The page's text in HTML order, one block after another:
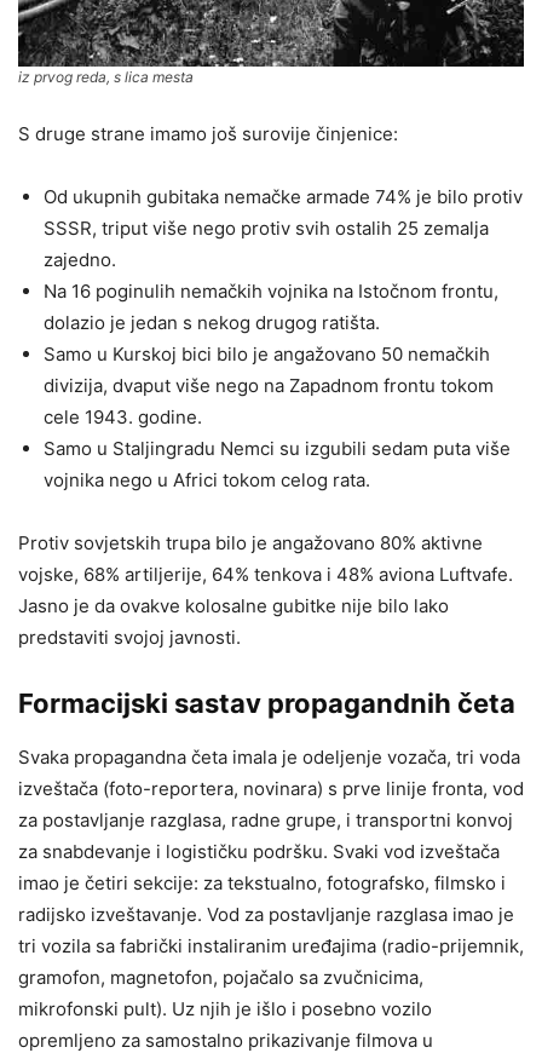
iz prvog reda, s lica mesta
S druge strane imamo još surovije činjenice:
Оd ukupnih gubitaka nemačke armade 74% je bilo protiv
SSSR, triput više nego protiv svih ostalih 25 zemalja
zajedno.
Na 16 poginulih nemačkih vojnika na Istočnom frontu,
dolazio je jedan s nekog drugog ratišta.
Samo u Kurskoj bici bilo je angažovano 50 nemačkih
divizija, dvaput više nego na Zapadnom frontu tokom
cele 1943. godine.
Samo u Staljingradu Nemci su izgubili sedam puta više
vojnika nego u Africi tokom celog rata.
Protiv sovjetskih trupa bilo je angažovano 80% aktivne
vojske, 68% artiljerije, 64% tenkova i 48% aviona Luftvafe.
Jasno je da ovakve kolosalne gubitke nije bilo lako
predstaviti svojoj javnosti.
Formacijski sastav propagandnih četa
Svaka propagandna četa imala je odeljenje vozača, tri voda
izveštača (foto-reportera, novinara) s prve linije fronta, vod
za postavljanje razglasa, radne grupe, i transportni konvoj
za snabdevanje i logističku podršku. Svaki vod izveštača
imao je četiri sekcije: za tekstualno, fotografsko, filmsko i
radijsko izveštavanje. Vod za postavljanje razglasa imao je
tri vozila sa fabrički instaliranim uređajima (radio-prijemnik,
gramofon, magnetofon, pojačalo sa zvučnicima,
mikrofonski pult). Uz njih je išlo i posebno vozilo
opremljeno za samostalno prikazivanje filmova u